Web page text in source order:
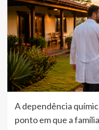
A dependência
ponto em que a